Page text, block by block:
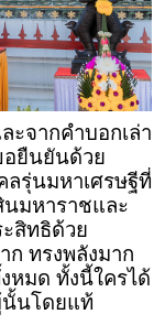
ะจากคำบอกเล่า
ยืนยันด้วย
ลรุ่นมหาเศรษฐีที่
นมหาราชและ
สิทธิด้วย
ก ทรงพลังมาก
หมด ทั้งนี้ใครได้
นั้นโดยแท้